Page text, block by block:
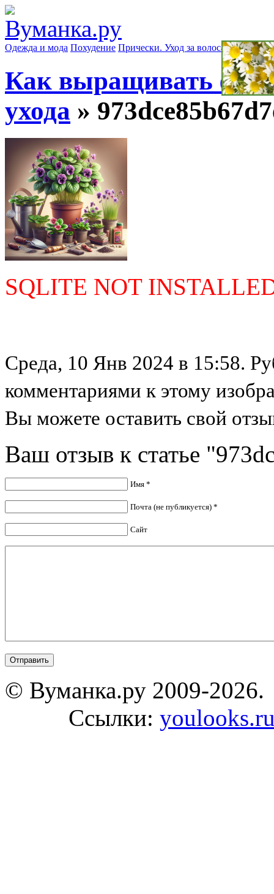
Одежда и мода Похудение Прически. Уход за волосами Маски
Как выращивать
ухода »
SQLITE NOT
Среда, 10 Янв 2024 в 15:58.
комментариями к этому
Вы можете оставить свой
Ваш отзыв к статье
Имя *
Почта (не публикуется) *
Сайт
© Вуманка.ру 2009-2026.
Ссылки: